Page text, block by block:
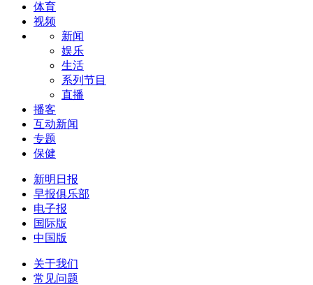
体育
视频
新闻
娱乐
生活
系列节目
直播
播客
互动新闻
专题
保健
新明日报
早报俱乐部
电子报
国际版
中国版
关于我们
常见问题